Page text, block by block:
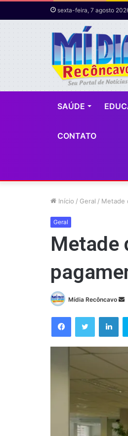
sexta-feira, 7 agosto
SAÚDE
CONTATO
Início / Geral / Metade
Geral
Metade
Mídia Recôncavo
FacebookTwitter